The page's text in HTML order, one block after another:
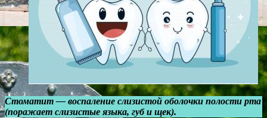
Стоматит — воспаление слизистой оболочки полости рта
(поражает слизистые языка, губ и щек).